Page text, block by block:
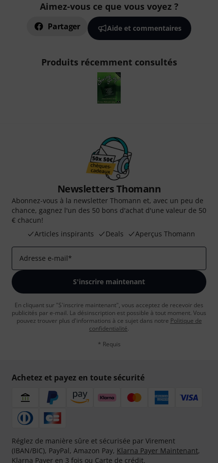
Aimez-vous ce que vous voyez ?
Partager Aide et commentaires
Produits récemment consultés
Newsletters Thomann
Abonnez-vous à la newsletter Thomann et, avec un peu de
chance, gagnez l'un des 50 bons d'achat d'une valeur de 50
€ chacun!
Articles inspirants
Deals Aperçus Thomann
Adresse e-mail*
S'inscrire maintenant
En cliquant sur "S'inscrire maintenant", vous acceptez de recevoir des
publicités par e-mail. La désinscription est possible à tout moment. Vous
pouvez trouver plus d'informations à ce sujet dans notre Politique de
confidentialité.
* Requis
Achetez et payez en toute sécurité
Réglez de manière sûre et sécurisée par Virement
(IBAN/BIC), PayPal, Amazon Pay, Klarna Payer Maintenant,
Klarna Payer en 3 fois ou Carte de crédit.